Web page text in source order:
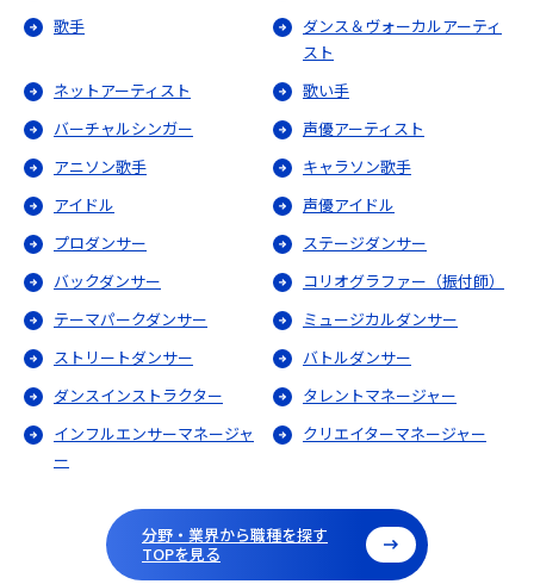
歌手
ダンス＆ヴォーカルアーティ
スト
ネットアーティスト
歌い手
バーチャルシンガー
声優アーティスト
アニソン歌手
キャラソン歌手
アイドル
声優アイドル
プロダンサー
ステージダンサー
バックダンサー
コリオグラファー（振付師）
テーマパークダンサー
ミュージカルダンサー
ストリートダンサー
バトルダンサー
ダンスインストラクター
タレントマネージャー
インフルエンサーマネージャ
ー
クリエイターマネージャー
分野・業界から職種を探す
TOPを見る